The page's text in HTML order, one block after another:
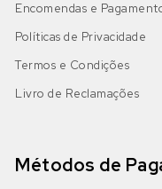
Encomendas e
Políticas de Privacidade
Termos e Condições
Livro de Reclamações
Métodos de